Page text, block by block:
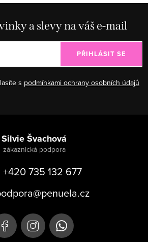
a slevy na váš e-mail
s podmínkami ochrany osobních údajů
PŘIHLÁSIT SE
Silvie Švachová
+420 735 132 677
@penuela.cz